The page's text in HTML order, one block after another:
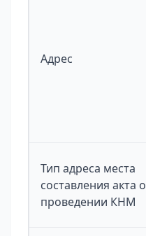
Адрес
Тип адреса места
составления акта о
проведении КНМ